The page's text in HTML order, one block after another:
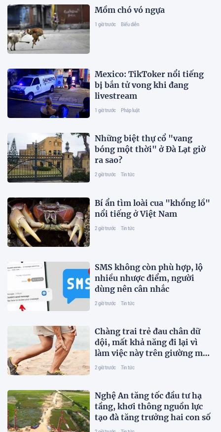
Mồm chó vó ngựa
1 giờ trước Biểu diễn
Mexico: TikToker nổi tiếng
bị bắn tử vong khi đang
livestream
1 giờ trước Pháp luật
Những biệt thự cổ "vang
bóng một thời" ở Đà Lạt giờ
ra sao?
2 giờ trước Tin tức
Bí ẩn tìm loài cua "khổng lồ"
nổi tiếng ở Việt Nam
2 giờ trước Tin tức
SMS không còn phù hợp, lộ
nhiều nhược điểm, người
dùng nên cân nhắc
2 giờ trước Tin tức
Chàng trai trẻ đau chân dữ
dội, mất khả năng đi lại vì
làm việc này trên giường mỗi
ngày
2 giờ trước Tin tức
Nghệ An tăng tốc đầu tư hạ
tầng, khơi thông nguồn lực
tạo đà tăng trưởng hai con số